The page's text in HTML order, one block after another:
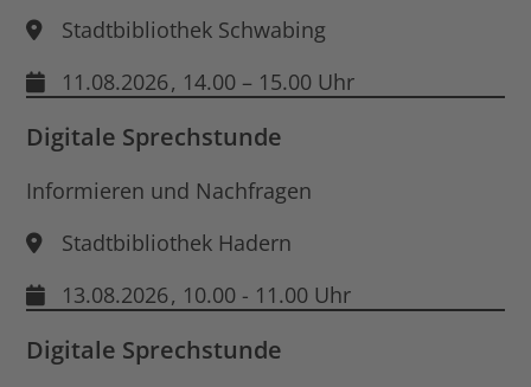
Stadtbibliothek Schwabing
11.08.2026, 14.00 – 15.00 Uhr
Digitale Sprechstunde
Informieren und Nachfragen
Stadtbibliothek Hadern
13.08.2026, 10.00 - 11.00 Uhr
Digitale Sprechstunde